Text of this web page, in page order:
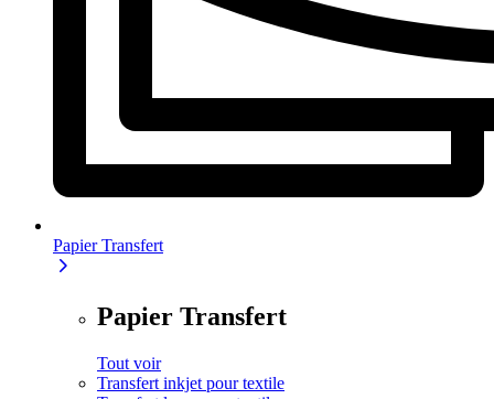
Papier Transfert
Papier Transfert
Tout voir
Transfert inkjet pour textile